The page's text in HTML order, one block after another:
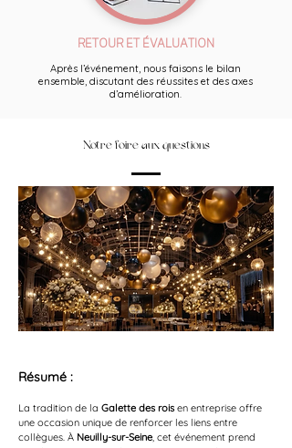
RETOUR ET ÉVALUATION
Après l’événement, nous faisons le bilan
ensemble, discutant des réussites et des axes
d’amélioration.
Notre foire aux questions
Résumé :
La tradition de la Galette des rois en entreprise offre
une occasion unique de renforcer les liens entre
collègues. À Neuilly-sur-Seine, cet événement prend